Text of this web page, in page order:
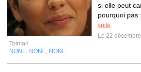
si elle peut
pourquoi pas
suite
Le 22
Tolman
NONE NONE NONE